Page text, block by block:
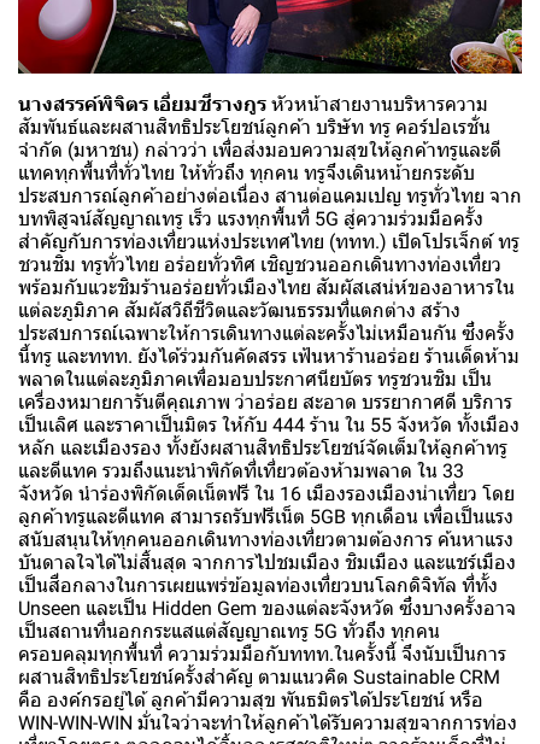
นางสรรค์พิจิตร เอี่ยมชีรางกูร หัวหน้าสายงานบริหารความ
สัมพันธ์และผสานสิทธิประโยชน์ลูกค้า บริษัท ทรู คอร์ปอเรชั่น
จำกัด (มหาชน) กล่าวว่า เพื่อส่งมอบความสุขให้ลูกค้าทรูและดี
แทคทุกพื้นที่ทั่วไทย ให้ทั่วถึง ทุกคน ทรูจึงเดินหน้ายกระดับ
ประสบการณ์ลูกค้าอย่างต่อเนื่อง สานต่อแคมเปญ ทรูทั่วไทย จาก
บทพิสูจน์สัญญาณทรู เร็ว แรงทุกพื้นที่ 5G สู่ความร่วมมือครั้ง
สำคัญกับการท่องเที่ยวแห่งประเทศไทย (ททท.) เปิดโปรเจ็กต์ ทรู
ชวนชิม ทรูทั่วไทย อร่อยทั่วทิศ เชิญชวนออกเดินทางท่องเที่ยว
พร้อมกับแวะชิมร้านอร่อยทั่วเมืองไทย สัมผัสเสน่ห์ของอาหารใน
แต่ละภูมิภาค สัมผัสวิถีชีวิตและวัฒนธรรมที่แตกต่าง สร้าง
ประสบการณ์เฉพาะให้การเดินทางแต่ละครั้งไม่เหมือนกัน ซึ่งครั้ง
นี้ทรู และททท. ยังได้ร่วมกันคัดสรร เฟ้นหาร้านอร่อย ร้านเด็ดห้าม
พลาดในแต่ละภูมิภาคเพื่อมอบประกาศนียบัตร ทรูชวนชิม เป็น
เครื่องหมายการันตีคุณภาพ ว่าอร่อย สะอาด บรรยากาศดี บริการ
เป็นเลิศ และราคาเป็นมิตร ให้กับ 444 ร้าน ใน 55 จังหวัด ทั้งเมือง
หลัก และเมืองรอง ทั้งยังผสานสิทธิประโยชน์จัดเต็มให้ลูกค้าทรู
และดีแทค รวมถึงแนะนำพิกัดที่เที่ยวต้องห้ามพลาด ใน 33
จังหวัด นำร่องพิกัดเด็ดเน็ตฟรี ใน 16 เมืองรองเมืองน่าเที่ยว โดย
ลูกค้าทรูและดีแทค สามารถรับฟรีเน็ต 5GB ทุกเดือน เพื่อเป็นแรง
สนับสนุนให้ทุกคนออกเดินทางท่องเที่ยวตามต้องการ ค้นหาแรง
บันดาลใจได้ไม่สิ้นสุด จากการไปชมเมือง ชิมเมือง และแชร์เมือง
เป็นสื่อกลางในการเผยแพร่ข้อมูลท่องเที่ยวบนโลกดิจิทัล ที่ทั้ง
Unseen และเป็น Hidden Gem ของแต่ละจังหวัด ซึ่งบางครั้งอาจ
เป็นสถานที่นอกกระแสแต่สัญญาณทรู 5G ทั่วถึง ทุกคน
ครอบคลุมทุกพื้นที่ ความร่วมมือกับททท.ในครั้งนี้ จึงนับเป็นการ
ผสานสิทธิประโยชน์ครั้งสำคัญ ตามแนวคิด Sustainable CRM
คือ องค์กรอยู่ได้ ลูกค้ามีความสุข พันธมิตรได้ประโยชน์ หรือ
WIN-WIN-WIN มั่นใจว่าจะทำให้ลูกค้าได้รับความสุขจากการท่อง